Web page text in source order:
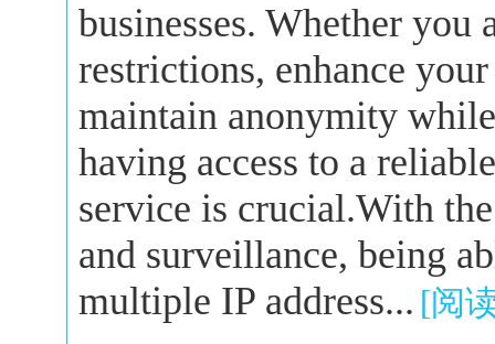
businesses. Whether you
restrictions, enhance
maintain anonymity
having access to a
service is crucial.With
and surveillance, being
multiple IP address... [阅